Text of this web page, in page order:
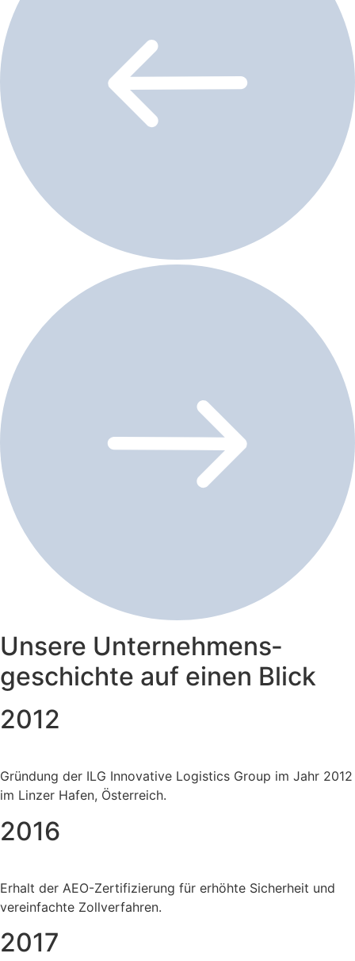
Unsere Unternehmens­
geschichte auf einen Blick
2012
Gründung der ILG Innovative Logistics Group im Jahr 2012
im Linzer Hafen, Österreich.
2016
Erhalt der AEO-Zertifizierung für erhöhte Sicherheit und
vereinfachte Zollverfahren.
2017